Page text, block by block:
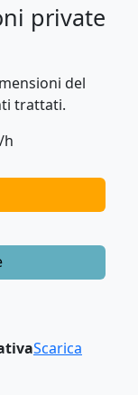
private
del
trattati.
h
Scarica